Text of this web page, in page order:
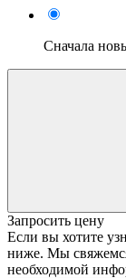
Сначала
Запросить цену
Если вы хотите
ниже. Мы
необходимой